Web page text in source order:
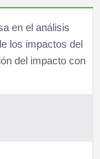
en el análisis
los impactos del
del impacto con